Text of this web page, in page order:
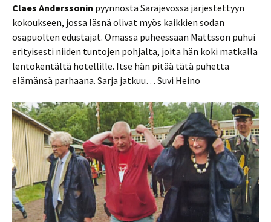
Claes Anderssonin pyynnöstä Sarajevossa järjestettyyn
kokoukseen, jossa läsnä olivat myös kaikkien sodan
osapuolten edustajat. Omassa puheessaan Mattsson puhui
erityisesti niiden tuntojen pohjalta, joita hän koki matkalla
lentokentältä hotellille. Itse hän pitää tätä puhetta
elämänsä parhaana. Sarja jatkuu… Suvi Heino